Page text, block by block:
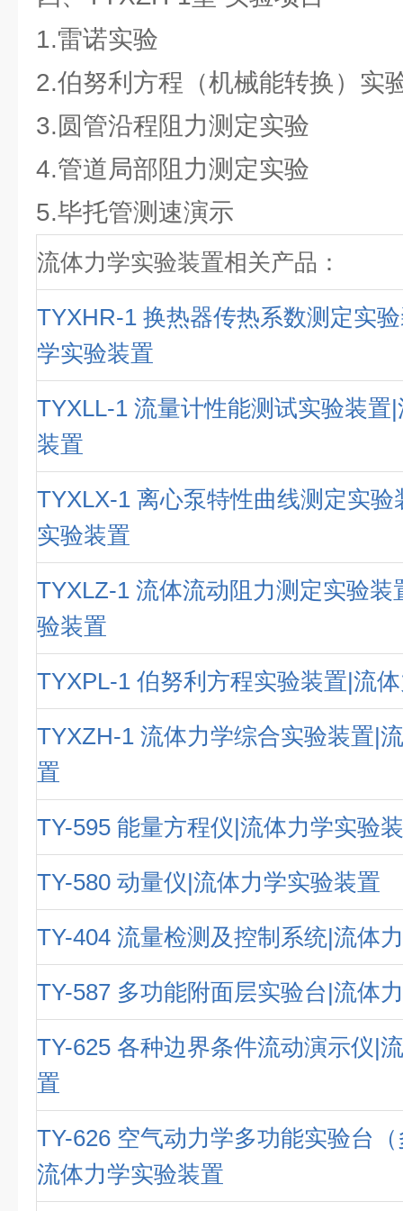
1.雷诺实验
2.伯努利方程（机械能转换）实
3.圆管沿程阻力测定实验
4.管道局部阻力测定实验
5.毕托管测速演示
流体力学实验装置相关产品：
TYXHR-1 换热器传热系数测定实
学实验装置
TYXLL-1 流量计性能测试实验装置
装置
TYXLX-1 离心泵特性曲线测定实验
实验装置
TYXLZ-1 流体流动阻力测定实验装
验装置
TYXPL-1 伯努利方程实验装置|流
TYXZH-1 流体力学综合实验装置|
置
TY-595 能量方程仪|流体力学实验
TY-580 动量仪|流体力学实验装置
TY-404 流量检测及控制系统|流体
TY-587 多功能附面层实验台|流体
TY-625 各种边界条件流动演示仪|
置
TY-626 空气动力学多功能实验台
流体力学实验装置